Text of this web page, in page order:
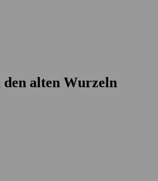
den alten Wurzeln